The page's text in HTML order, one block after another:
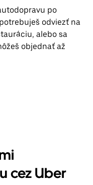
po
odviezť na
alebo sa
objednať až
cez Uber